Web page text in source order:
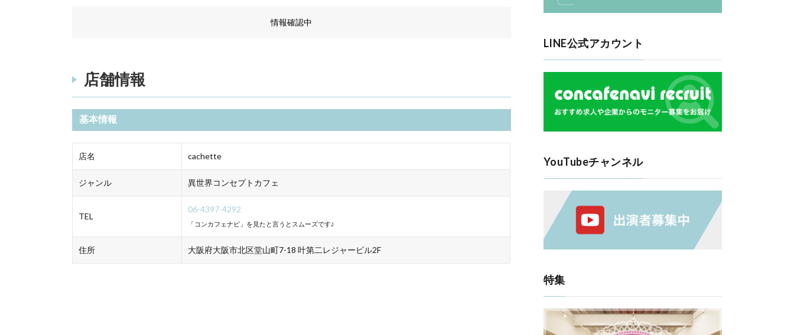
情報確認中
店舗情報
基本情報
店名 cachette
ジャンル 異世界コンセプトカフェ
TEL
06-4397-4292
「コンカフェナビ」を見たと言うとスムーズです♪
住所 大阪府大阪市北区堂山町7-18 叶第二レジャービル2F
LINE公式アカウント
YouTubeチャンネル
特集